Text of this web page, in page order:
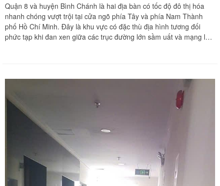
Quận 8 và huyện Bình Chánh là hai địa bàn có tốc độ đô thị hóa
nhanh chóng vượt trội tại cửa ngõ phía Tây và phía Nam Thành
phố Hồ Chí Minh. Đây là khu vực có đặc thù địa hình tương đối
phức tạp khi đan xen giữa các trục đường lớn sầm uất và mạng lưới
Hưng thuộc Bình Chánh thường rất nhỏ hẹp, dốc dẹp và dễ bị ngập
nước mỗi khi triều cường dâng cao. Khi phát sinh nhu cầu di dời tổ
ấm hay văn phòng làm việc tại đây, việc bốc xếp và vận chuyển đồ
đạc cồng kềnh qua các lối đi siêu hẹp luôn là thử thách cực kỳ lớn
đối với mọi gia đình. Chuyển nhà Khôi Nguyên mang đến giải pháp
chuyển nhà trọn gói chuyên biệt cho khu vực Quận 8 và Bình
Chánh, cam kết dọn nhà siêu tốc, bọc lót kỹ lưỡng và vượt qua mọi
trở ngại hẻm sâu chật hẹp một cách an toàn nhất. Quý khách hàng
cần khảo sát địa hình thực tế và nhận báo giá ưu đãi tốt nhất hãy
gọi ngay hotline hỗ trợ liên tục 24 trên 7 qua số 0913 371 378 hoặc
0972 366 628 để nhận phản hồi siêu tốc từ đội ngũ Khôi Nguyên.